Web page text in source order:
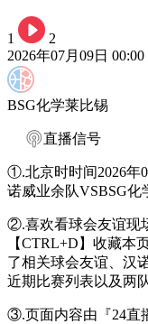
1
2
2026年07月09日 00:00
BSG化学莱比锡
直播信号
①.北京时时间2026年
诺威业余队VSBSG化
②.喜欢看球会友谊现
【CTRL+D】收藏本
了相关球会友谊、汉
近期比赛列表以及两
③.页面内容由『24直